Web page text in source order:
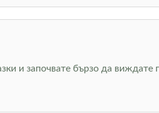
и започвате бързо да